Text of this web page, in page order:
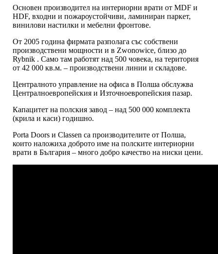
Основен производител на интериорни врати от MDF и
HDF, входни и пожароустойчиви, ламиниран паркет,
винилови настилки и мебелни фронтове.
От 2005 година фирмата разполага със собствени
производствени мощности и в Zwonowice, близо до
Rybnik . Само там работят над 500 човека, на територия
от 42 000 кв.м. – производствени линии и складове.
Централното управление на офиса в Полша обслужва
Централноевропейския и Източноевропейския пазар.
Капацитет на полския завод – над 500 000 комплекта
(крила и каси) годишно.
Porta Doors и Classen са производителите от Полша,
които наложиха доброто име на полските интериорни
врати в България – много добро качество на ниски цени.